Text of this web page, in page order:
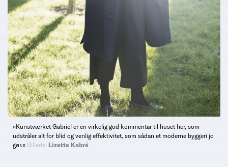
»Kunstværket Gabriel er en virkelig god kommentar til huset her, som
udstråler alt for blid og venlig effektivitet, som sådan et moderne byggeri jo
gør.« Billede: Lizette Kabré